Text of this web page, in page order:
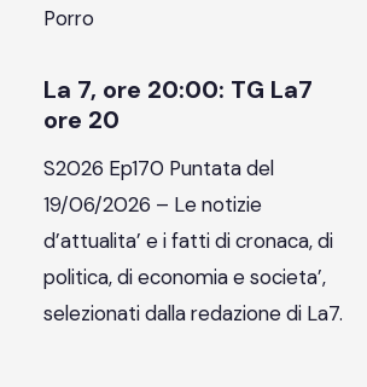
Porro
La 7, ore 20:00: TG La7
ore 20
S2026 Ep170 Puntata del
19/06/2026 – Le notizie
d’attualita’ e i fatti di cronaca, di
politica, di economia e societa’,
selezionati dalla redazione di La7.